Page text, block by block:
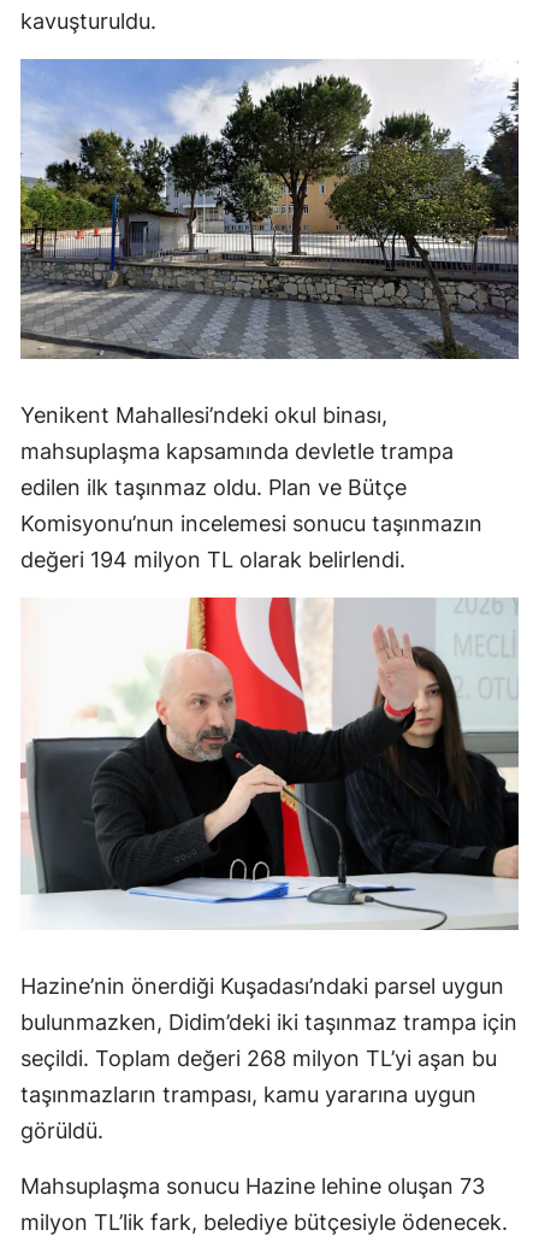
kavuşturuldu.
Yenikent Mahallesi’ndeki okul binası,
mahsuplaşma kapsamında devletle trampa
edilen ilk taşınmaz oldu. Plan ve Bütçe
Komisyonu’nun incelemesi sonucu taşınmazın
değeri 194 milyon TL olarak belirlendi.
Hazine’nin önerdiği Kuşadası’ndaki parsel uygun
bulunmazken, Didim’deki iki taşınmaz trampa için
seçildi. Toplam değeri 268 milyon TL’yi aşan bu
taşınmazların trampası, kamu yararına uygun
görüldü.
Mahsuplaşma sonucu Hazine lehine oluşan 73
milyon TL’lik fark, belediye bütçesiyle ödenecek.